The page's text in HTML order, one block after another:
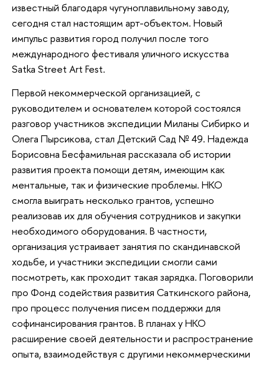
известный благодаря чугуноплавильному заводу,
сегодня стал настоящим арт-объектом. Новый
импульс развития город получил после того
международного фестиваля уличного искусства
Satka Street Art Fest.
Первой некоммерческой организацией, с
руководителем и основателем которой состоялся
разговор участников экспедиции Миланы Сибирко и
Олега Пырсикова, стал Детский Сад № 49. Надежда
Борисовна Бесфамильная рассказала об истории
развития проекта помощи детям, имеющим как
ментальные, так и физические проблемы. НКО
смогла выиграть несколько грантов, успешно
реализовав их для обучения сотрудников и закупки
необходимого оборудования. В частности,
организация устраивает занятия по скандинавской
ходьбе, и участники экспедиции смогли сами
посмотреть, как проходит такая зарядка. Поговорили
про Фонд содействия развития Саткинского района,
про процесс получения писем поддержки для
софинансирования грантов. В планах у НКО
расширение своей деятельности и распространение
опыта, взаимодействуя с другими некоммерческими